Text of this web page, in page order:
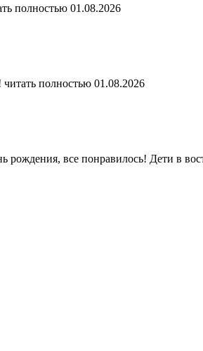
полностью 01.08.2026
читать полностью 01.08.2026
рождения, все понравилось! Дети в